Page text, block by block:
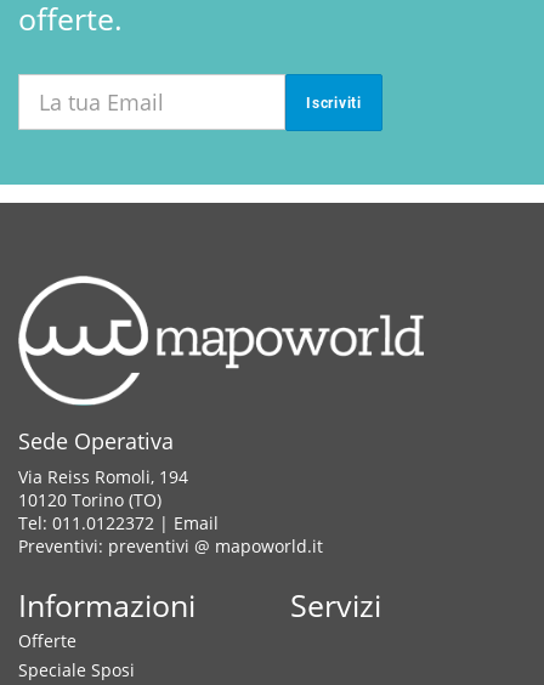
offerte.
Iscriviti
Sede Operativa
Via Reiss Romoli, 194
10120 Torino (TO)
Tel: 011.0122372 | Email
Preventivi: preventivi @ mapoworld.it
Informazioni
Offerte
Speciale Sposi
Servizi